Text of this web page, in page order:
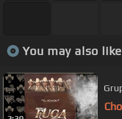
You may also